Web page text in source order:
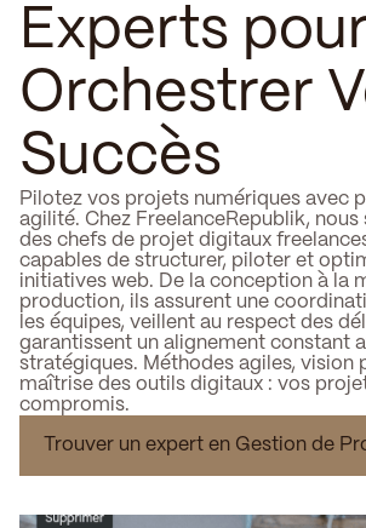
Experts
Orchestrer
Succès
Pilotez vos projets numériques avec
agilité. Chez FreelanceRepublik, nous
des chefs de projet digitaux
capables de structurer, piloter et
initiatives web. De la conception à la
production, ils assurent une
les équipes, veillent au respect des
garantissent un alignement constant
stratégiques. Méthodes agiles, vision
maîtrise des outils digitaux : vos
compromis.
Trouver un expert en Gestion de